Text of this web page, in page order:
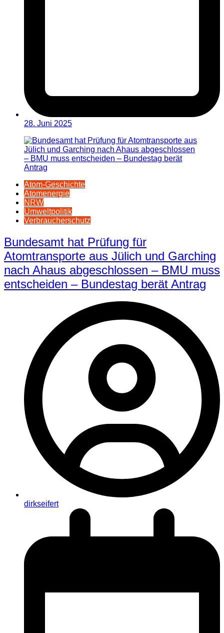
28. Juni 2025
Atom-Geschichte
Atomenergie
NRW
Umweltpolitik
Verbraucherschutz
Bundesamt hat Prüfung für
Atomtransporte aus Jülich und Garching
nach Ahaus abgeschlossen – BMU muss
entscheiden – Bundestag berät Antrag
dirkseifert